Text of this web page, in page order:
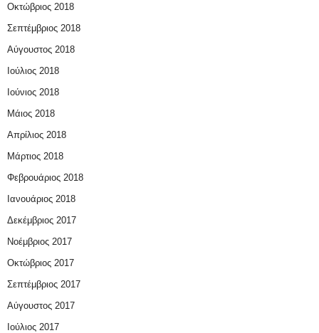
Οκτώβριος 2018
Σεπτέμβριος 2018
Αύγουστος 2018
Ιούλιος 2018
Ιούνιος 2018
Μάιος 2018
Απρίλιος 2018
Μάρτιος 2018
Φεβρουάριος 2018
Ιανουάριος 2018
Δεκέμβριος 2017
Νοέμβριος 2017
Οκτώβριος 2017
Σεπτέμβριος 2017
Αύγουστος 2017
Ιούλιος 2017